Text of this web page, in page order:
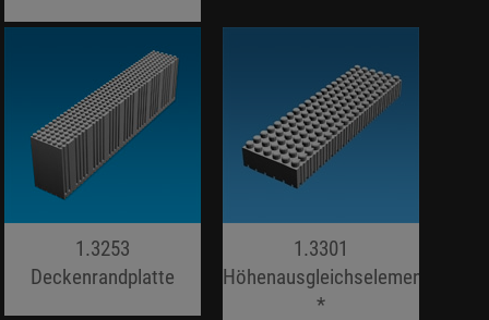
1.3253
Deckenrandplatte
1.3301
Höhenausgleichselement
*